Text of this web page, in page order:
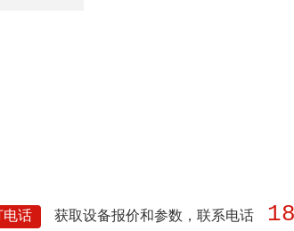
电话 获取设备报价和参数，联系电话